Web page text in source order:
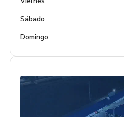
Sábado
Domingo